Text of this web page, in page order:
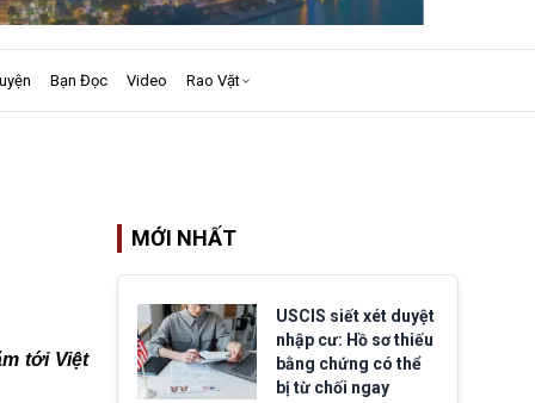
Bạn Đọc Video Rao Vặt
tới Việt
MỚI NHẤT
USCIS siết xét duyệt
nhập cư: Hồ sơ thiếu
bằng chứng có thể
bị từ chối ngay